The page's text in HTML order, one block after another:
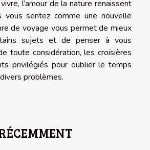
l’amour de la nature renaissent
sentez comme une nouvelle
de voyage vous permet de mieux
sujets et de penser à vous
toute considération, les croisières
privilégiés pour oublier le temps
problèmes.